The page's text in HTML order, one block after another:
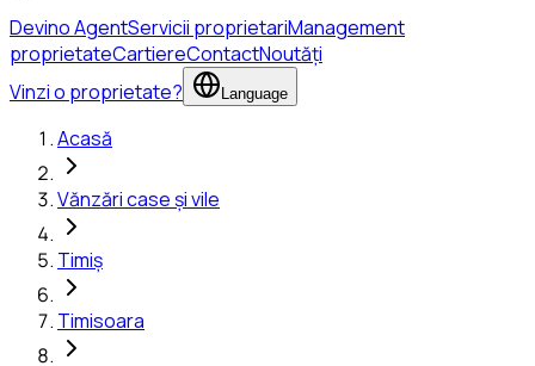
Devino AgentServicii proprietariManagement
proprietateCartiereContactNoutăți
Vinzi o proprietate?
Language
Acasă
Vănzări case și vile
Timiș
Timisoara